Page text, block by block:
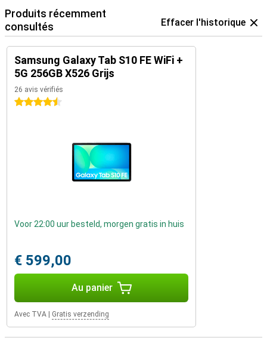
Produits récemment
consultés
Effacer l'historique
Samsung Galaxy Tab S10 FE WiFi +
5G 256GB X526 Grijs
26 avis vérifiés
4.5 étoiles
Voor 22:00 uur besteld, morgen gratis in huis
€ 599,00
Au panier
Avec TVA Gratis verzending